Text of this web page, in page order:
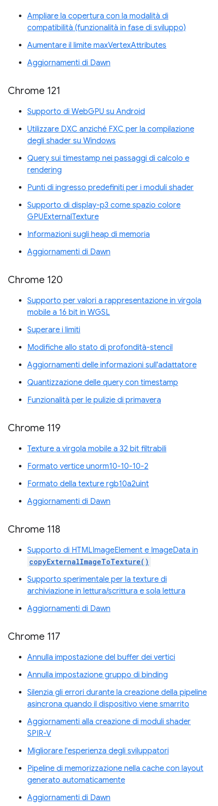
Ampliare la copertura con la modalità di
compatibilità (funzionalità in fase di sviluppo)
Aumentare il limite maxVertexAttributes
Aggiornamenti di Dawn
Chrome 121
Supporto di WebGPU su Android
Utilizzare DXC anziché FXC per la compilazione
degli shader su Windows
Query sui timestamp nei passaggi di calcolo e
rendering
Punti di ingresso predefiniti per i moduli shader
Supporto di display-p3 come spazio colore
GPUExternalTexture
Informazioni sugli heap di memoria
Aggiornamenti di Dawn
Chrome 120
Supporto per valori a rappresentazione in virgola
mobile a 16 bit in WGSL
Superare i limiti
Modifiche allo stato di profondità-stencil
Aggiornamenti delle informazioni sull'adattatore
Quantizzazione delle query con timestamp
Funzionalità per le pulizie di primavera
Chrome 119
Texture a virgola mobile a 32 bit filtrabili
Formato vertice unorm10-10-10-2
Formato della texture rgb10a2uint
Aggiornamenti di Dawn
Chrome 118
Supporto di HTMLImageElement e ImageData in
copyExternalImageToTexture()
Supporto sperimentale per la texture di
archiviazione in lettura/scrittura e sola lettura
Aggiornamenti di Dawn
Chrome 117
Annulla impostazione del buffer dei vertici
Annulla impostazione gruppo di binding
Silenzia gli errori durante la creazione della pipeline
asincrona quando il dispositivo viene smarrito
Aggiornamenti alla creazione di moduli shader
SPIR-V
Migliorare l'esperienza degli sviluppatori
Pipeline di memorizzazione nella cache con layout
generato automaticamente
Aggiornamenti di Dawn